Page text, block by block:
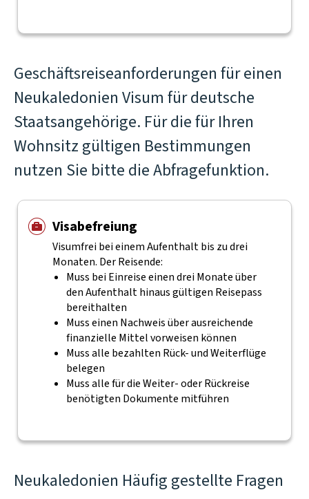
Geschäftsreiseanforderungen für einen
Neukaledonien Visum für deutsche
Staatsangehörige. Für die für Ihren
Wohnsitz gültigen Bestimmungen
nutzen Sie bitte die Abfragefunktion.
Visabefreiung
Visumfrei bei einem Aufenthalt bis zu drei
Monaten. Der Reisende:
Muss bei Einreise einen drei Monate über
den Aufenthalt hinaus gültigen Reisepass
bereithalten
Muss einen Nachweis über ausreichende
finanzielle Mittel vorweisen können
Muss alle bezahlten Rück- und Weiterflüge
belegen
Muss alle für die Weiter- oder Rückreise
benötigten Dokumente mitführen
Neukaledonien Häufig gestellte Fragen